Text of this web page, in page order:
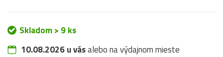
Skladom > 9 ks
10.08.2026 u vásalebo na výdajnom mieste